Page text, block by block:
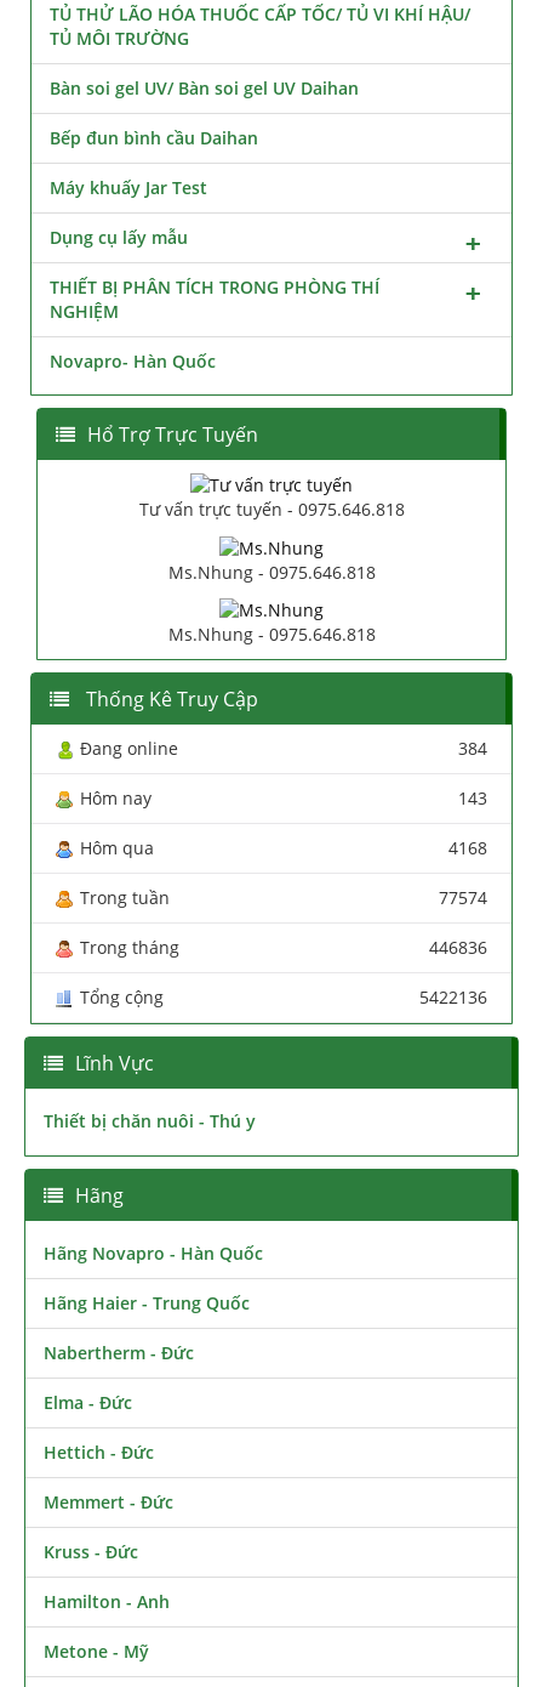
TỦ THỬ LÃO HÓA THUỐC CẤP TỐC/ TỦ VI KHÍ HẬU/
TỦ MÔI TRƯỜNG
Bàn soi gel UV/ Bàn soi gel UV Daihan
Bếp đun bình cầu Daihan
Máy khuấy Jar Test
Dụng cụ lấy mẫu
THIẾT BỊ PHÂN TÍCH TRONG PHÒNG THÍ
NGHIỆM
Novapro- Hàn Quốc
Hổ Trợ Trực Tuyến
Tư vấn trực tuyến - 0975.646.818
Ms.Nhung - 0975.646.818
Ms.Nhung - 0975.646.818
Thống Kê Truy Cập
Đang online 384
Hôm nay 143
Hôm qua 4168
Trong tuần 77574
Trong tháng 446836
Tổng cộng 5422136
Lĩnh Vực
Thiết bị chăn nuôi - Thú y
Hãng
Hãng Novapro - Hàn Quốc
Hãng Haier - Trung Quốc
Nabertherm - Đức
Elma - Đức
Hettich - Đức
Memmert - Đức
Kruss - Đức
Hamilton - Anh
Metone - Mỹ